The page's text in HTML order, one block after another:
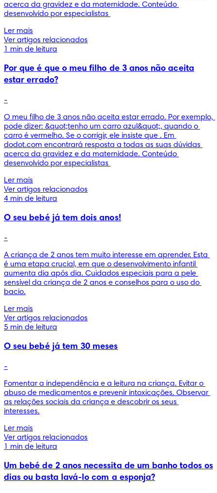
acerca da gravidez e da maternidade. Conteúdo
desenvolvido por especialistas
Ler mais
Ver artigos relacionados
1 min de leitura
Por que é que o meu filho de 3 anos não aceita
estar errado?
-
O meu filho de 3 anos não aceita estar errado. Por exemplo,
pode dizer: &quot;tenho um carro azul&quot;, quando o
carro é vermelho. Se o corrigir, ele insiste que . Em
dodot.com encontrará resposta a todas as suas dúvidas
acerca da gravidez e da maternidade. Conteúdo
desenvolvido por especialistas
Ler mais
Ver artigos relacionados
4 min de leitura
O seu bebé já tem dois anos!
-
A criança de 2 anos tem muito interesse em aprender. Esta
é uma etapa crucial, em que o desenvolvimento infantil
aumenta dia após dia. Cuidados especiais para a pele
sensível da criança de 2 anos e conselhos para o uso do
bacio.
Ler mais
Ver artigos relacionados
5 min de leitura
O seu bebé já tem 30 meses
-
Fomentar a independência e a leitura na criança. Evitar o
abuso de medicamentos e prevenir intoxicações. Observar
as relações sociais da criança e descobrir os seus
interesses.
Ler mais
Ver artigos relacionados
1 min de leitura
Um bebé de 2 anos necessita de um banho todos os
dias ou basta lavá-lo com a esponja?